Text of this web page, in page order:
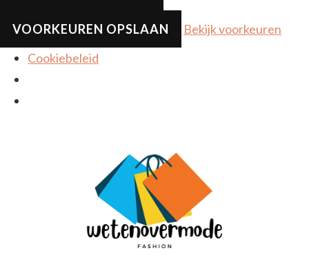
VOORKEUREN OPSLAAN
Bekijk voorkeuren
Cookiebeleid